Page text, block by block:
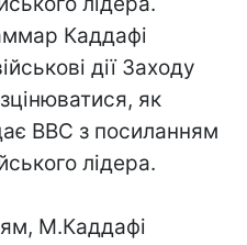
Каддафі
дії Заходу
як
BBC з посиланням
лідера.
М.Каддафі